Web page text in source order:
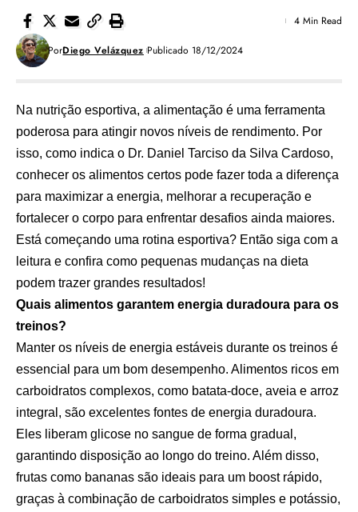
PorDiego Velázquez Publicado 18/12/2024
4 Min Read
Na nutrição esportiva, a alimentação é uma ferramenta
poderosa para atingir novos níveis de rendimento. Por
isso, como indica o Dr. Daniel Tarciso da Silva Cardoso,
conhecer os alimentos certos pode fazer toda a diferença
para maximizar a energia, melhorar a recuperação e
fortalecer o corpo para enfrentar desafios ainda maiores.
Está começando uma rotina esportiva? Então siga com a
leitura e confira como pequenas mudanças na dieta
podem trazer grandes resultados!
Quais alimentos garantem energia duradoura para os
treinos?
Manter os níveis de energia estáveis durante os treinos é
essencial para um bom desempenho. Alimentos ricos em
carboidratos complexos, como batata-doce, aveia e arroz
integral, são excelentes fontes de energia duradoura.
Eles liberam glicose no sangue de forma gradual,
garantindo disposição ao longo do treino. Além disso,
frutas como bananas são ideais para um boost rápido,
graças à combinação de carboidratos simples e potássio,